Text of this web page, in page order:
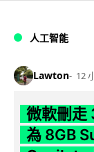
人工智能
Lawton 12
微軟刪走
為 8GB